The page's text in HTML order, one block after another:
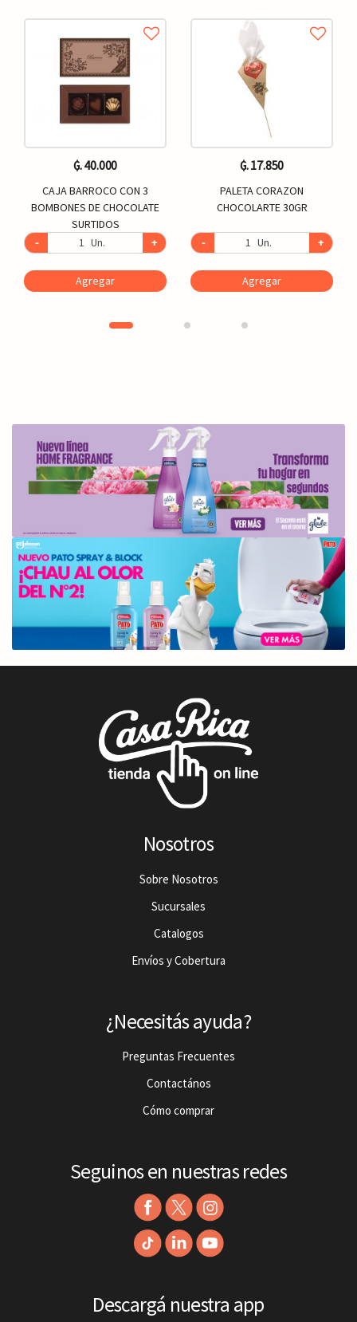
₲. 40.000
CAJA BARROCO CON 3
BOMBONES DE CHOCOLATE
SURTIDOS
-
Un. +
Agregar
₲. 17.850
PALETA CORAZON
CHOCOLARTE 30GR
- Un. +
Agregar
Nosotros
Sobre Nosotros
Sucursales
Catalogos
Envíos y Cobertura
¿Necesitás ayuda?
Preguntas Frecuentes
Contactános
Cómo comprar
Seguinos en nuestras redes
Descargá nuestra app